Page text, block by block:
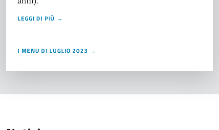
LEGGI DI PIÙ →
I MENU DI LUGLIO 2023 →